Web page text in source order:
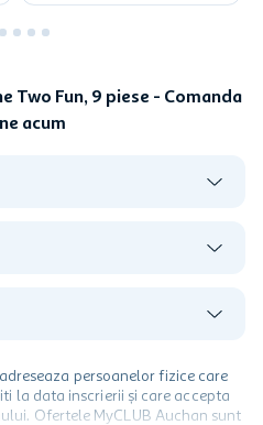
Two Fun, 9 piese - Comanda
acum
persoanelor fizice care
la data inscrierii și care accepta
Ofertele MyCLUB Auchan sunt